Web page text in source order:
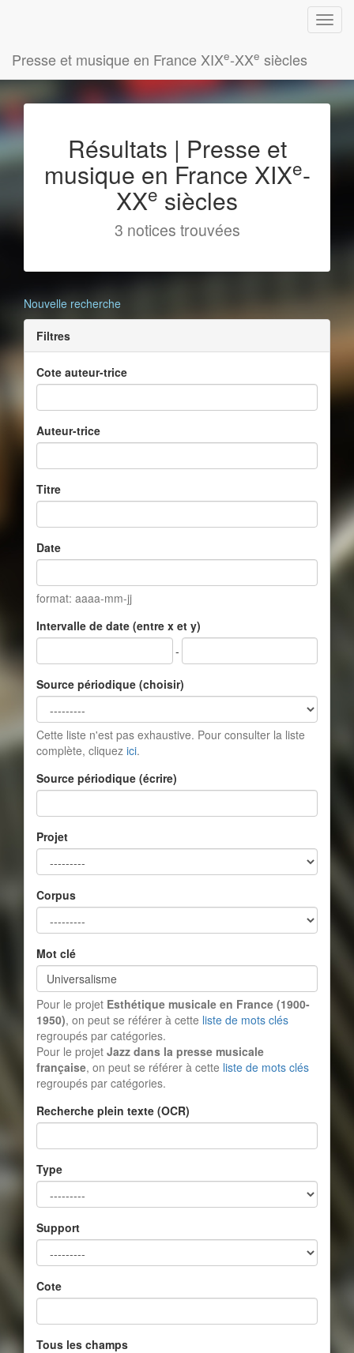
Presse et musique en France XIXe-XXe siècles
Résultats | Presse et
musique en France XIXe-
XXe siècles
3 notices trouvées
Nouvelle recherche
Filtres
Cote auteur-trice
Auteur-trice
Titre
Date
format: aaaa-mm-jj
Intervalle de date (entre x et y)
-
Source périodique (choisir)
Cette liste n'est pas exhaustive. Pour consulter la liste
complète, cliquez ici.
Source périodique (écrire)
Projet
Corpus
Mot clé
Pour le projet Esthétique musicale en France (1900-
1950), on peut se référer à cette liste de mots clés
regroupés par catégories.
Pour le projet Jazz dans la presse musicale
française, on peut se référer à cette liste de mots clés
regroupés par catégories.
Recherche plein texte (OCR)
Type
Support
Cote
Tous les champs